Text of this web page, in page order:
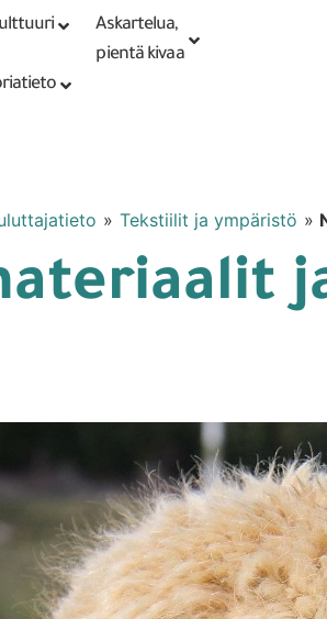
Kirjaudu tai
rekisteröidy
Askartelua,
pientä kivaa
» Tekstiilit ja ympäristö »